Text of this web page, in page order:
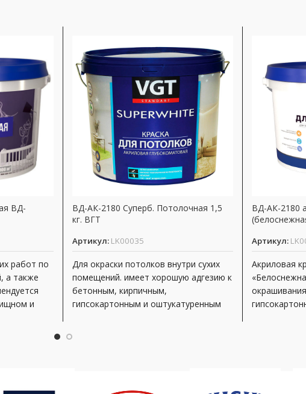
ВД-
работ по
а также
и
ВД-АК-2180 Суперб. Потолочная 1,5
кг. ВГТ
Артикул: LK00035
Для окраски потолков внутри сухих
помещений. имеет хорошую адгезию к
бетонным, кирпичным,
гипсокартонным и оштукатуренным
ВД-АК-2180
Артикул:
Акриловая